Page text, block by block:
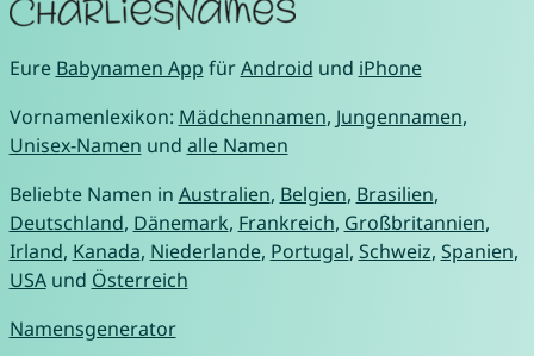
Eure Babynamen App fürAndroid und iPhone
Vornamenlexikon: Mädchennamen, Jungennamen,
Unisex-Namen und alle Namen
Beliebte Namen in Australien, Belgien, Brasilien,
Deutschland, Dänemark, Frankreich, Großbritannien,
Irland, Kanada, Niederlande, Portugal, Schweiz, Spanien,
USAund Österreich
Namensgenerator